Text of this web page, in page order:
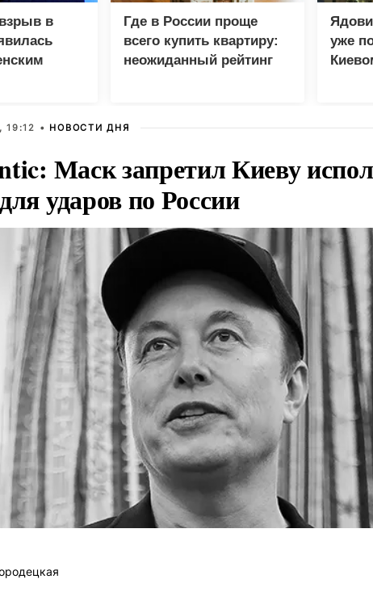
в
Где в России проще
всего купить квартиру:
неожиданный рейтинг
уже
19:12 • НОВОСТИ ДНЯ
Маск запретил Киеву
ударов по России